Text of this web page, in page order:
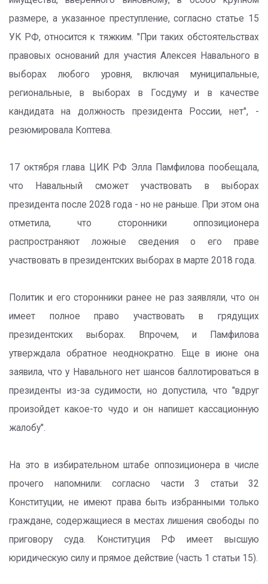
размере, а указанное преступление, согласно статье 15
УК РФ, относится к тяжким. "При таких обстоятельствах
правовых оснований для участия Алексея Навального в
выборах любого уровня, включая муниципальные,
региональные, в выборах в Госдуму и в качестве
кандидата на должность президента России, нет", -
резюмировала Коптева.
17 октября глава ЦИК РФ Элла Памфилова пообещала,
что Навальный сможет участвовать в выборах
президента после 2028 года - но не раньше. При этом она
отметила, что сторонники оппозиционера
распространяют ложные сведения о его праве
участвовать в президентских выборах в марте 2018 года.
Политик и его сторонники ранее не раз заявляли, что он
имеет полное право участвовать в грядущих
президентских выборах. Впрочем, и Памфилова
утверждала обратное неоднократно. Еще в июне она
заявила, что у Навального нет шансов баллотироваться в
президенты из-за судимости, но допустила, что "вдруг
произойдет какое-то чудо и он напишет кассационную
жалобу".
На это в избирательном штабе оппозиционера в числе
прочего напомнили: согласно части 3 статьи 32
Конституции, не имеют права быть избранными только
граждане, содержащиеся в местах лишения свободы по
приговору суда. Конституция РФ имеет высшую
юридическую силу и прямое действие (часть 1 статьи 15).